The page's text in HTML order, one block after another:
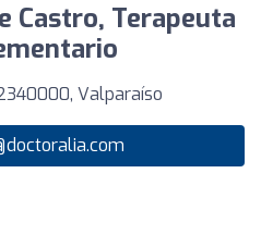
Castro, Terapeuta
Valparaíso